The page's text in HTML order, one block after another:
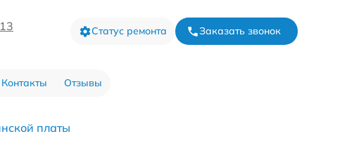
Статус ремонта Заказать звонок
Контакты Отзывы
платы